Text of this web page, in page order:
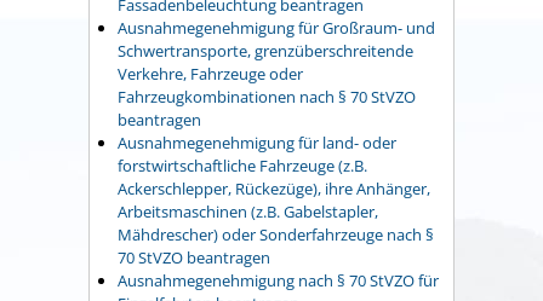
Ausnahmegenehmigung für Großraum- und
Schwertransporte, grenzüberschreitende
Verkehre, Fahrzeuge oder
Fahrzeugkombinationen nach § 70 StVZO
beantragen
Ausnahmegenehmigung für land- oder
forstwirtschaftliche Fahrzeuge (z.B.
Ackerschlepper, Rückezüge), ihre Anhänger,
Arbeitsmaschinen (z.B. Gabelstapler,
Mähdrescher) oder Sonderfahrzeuge nach §
70 StVZO beantragen
Ausnahmegenehmigung nach § 70 StVZO für